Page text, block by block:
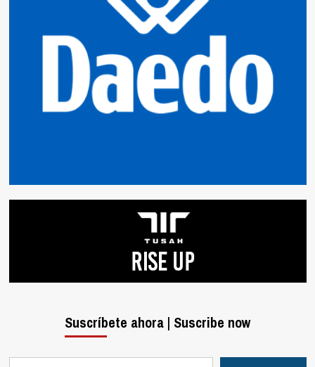
Suscríbete ahora | Suscribe now
Escribe tu correo electrónico…